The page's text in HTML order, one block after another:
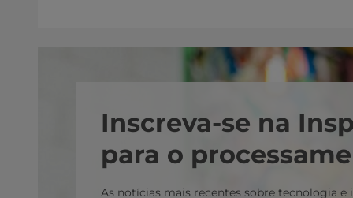
Inscreva-se na
para o
As notícias mais recentes sobre tecnologia e